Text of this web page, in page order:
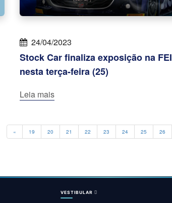
24/04/2023
Stock Car finaliza exposição na FEI
nesta terça-feira (25)
Leia mais
« Previous
19 20 21 22 23 24 25 26
VESTIBULAR